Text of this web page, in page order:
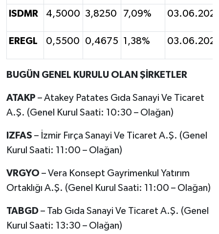
ISDMR 4,5000 3,8250 7,09%
EREGL 0,5500 0,4675 1,38%
BUGÜN GENEL KURULU OLAN ŞİRKETLER
ATAKP – Atakey Patates Gıda Sanayi Ve Ticaret
A.Ş. (Genel Kurul Saati: 10:30 – Olağan)
IZFAS – İzmir Fırça Sanayi Ve Ticaret A.Ş. (Genel
Kurul Saati: 11:00 – Olağan)
VRGYO – Vera Konsept Gayrimenkul Yatırım
Ortaklığı A.Ş. (Genel Kurul Saati: 11:00 – Olağan)
TABGD – Tab Gıda Sanayi Ve Ticaret A.Ş. (Genel
Kurul Saati: 13:30 – Olağan)